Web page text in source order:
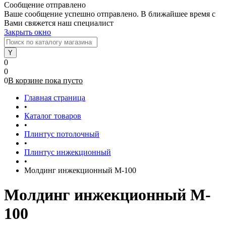
Сообщение отправлено
Ваше сообщение успешно отправлено. В ближайшее время с
Вами свяжется наш специалист
Закрыть окно
0
0
0В корзине пока пусто
Главная страница
•
Каталог товаров
•
Плинтус потолочный
•
Плинтус инжекционный
•
Молдинг инжекционный M-100
Молдинг инжекционный M-
100